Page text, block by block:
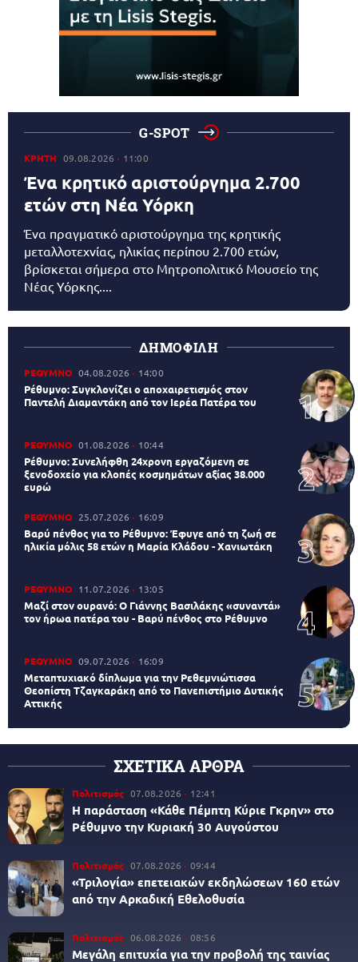
G-SPOT
ΚΡΗΤΗ 09.08.2026 11:00
Ένα κρητικό αριστούργημα 2.700
ετών στη Νέα Υόρκη
Ένα πραγματικό αριστούργημα της κρητικής
μεταλλοτεχνίας, ηλικίας περίπου 2.700 ετών,
βρίσκεται σήμερα στο Μητροπολιτικό Μουσείο της
Νέας Υόρκης....
ΔΗΜΟΦΙΛΗ
ΡΕΘΥΜΝΟ 04.08.2026 14:00
Ρέθυμνο: Συγκλονίζει ο αποχαιρετισμός στον
Παντελή Διαμαντάκη από τον Ιερέα Πατέρα του
ΡΕΘΥΜΝΟ 01.08.2026 10:44
Ρέθυμνο: Συνελήφθη 24χρονη εργαζόμενη σε
ξενοδοχείο για κλοπές κοσμημάτων αξίας 38.000
ευρώ
ΡΕΘΥΜΝΟ 25.07.2026 16:09
Βαρύ πένθος για το Ρέθυμνο: Έφυγε από τη ζωή σε
ηλικία μόλις 58 ετών η Μαρία Κλάδου - Χανιωτάκη
ΡΕΘΥΜΝΟ 11.07.2026 13:05
Μαζί στον ουρανό: Ο Γιάννης Βασιλάκης «συναντά»
τον ήρωα πατέρα του - Βαρύ πένθος στο Ρέθυμνο
ΡΕΘΥΜΝΟ 09.07.2026 16:09
Μεταπτυχιακό δίπλωμα για την Ρεθεμνιώτισσα
Θεοπίστη Τζαγκαράκη από το Πανεπιστήμιο Δυτικής
Αττικής
ΣΧΕΤΙΚΑ ΑΡΘΡΑ
Πολιτισμός 07.08.2026 12:41
Η παράσταση «Κάθε Πέμπτη Κύριε Γκρην» στο
Ρέθυμνο την Κυριακή 30 Αυγούστου
Πολιτισμός 07.08.2026 09:44
«Τριλογία» επετειακών εκδηλώσεων 160 ετών
από την Αρκαδική Εθελοθυσία
Πολιτισμός 06.08.2026 08:56
Μεγάλη επιτυχία για την προβολή της ταινίας